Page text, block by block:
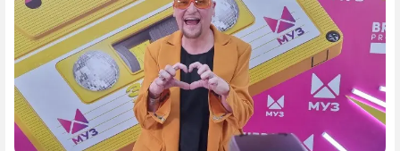
ПРОИСШЕСТВИЯ
СОННИК
СТИЛЬ ЖИЗНИ
СЕРИАЛЫ